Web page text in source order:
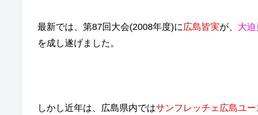
最新では、第87回大会(2008年度)に 広島皆実が、 大
を成し遂げました。
しかし近年は、 広島県内ではサンフレッチェ広島ユー